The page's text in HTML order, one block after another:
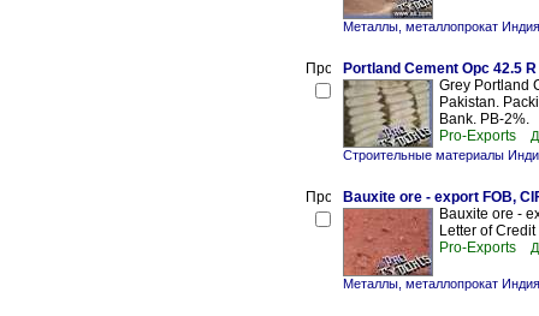
Металлы, металлопрокат Индия
Portland Cement Opc 42.5
Grey Portland
Pakistan.
Bank. PB-2%.
Pro-Exports
Строительные материалы
Bauxite ore - export FOB,
Bauxite ore -
Letter of
Pro-Exports
Металлы, металлопрокат Индия